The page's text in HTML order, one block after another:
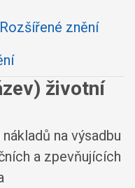
Rozšířené znění
životní
na výsadbu
a zpevňujících